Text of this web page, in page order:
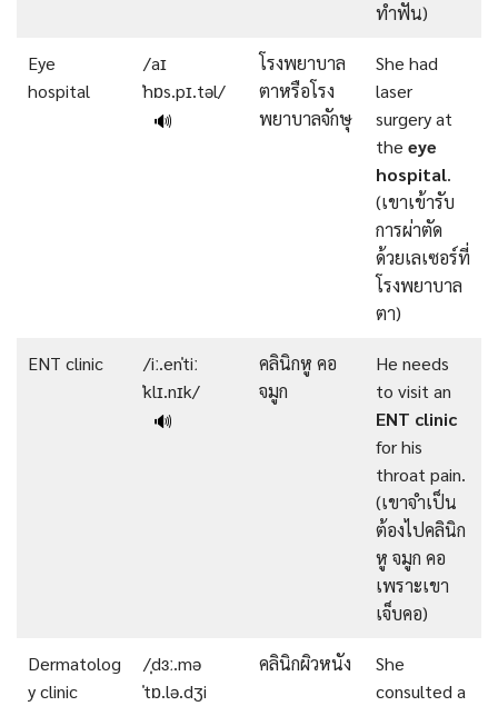
ทำฟัน)
Eye
hospital
/aɪ
ˈhɒs.pɪ.təl/
🔊
โรงพยาบาล
ตาหรือโรง
พยาบาลจักษุ
She had
laser
surgery at
the eye
hospital.
(เขาเข้ารับ
การผ่าตัด
ด้วยเลเซอร์ที่
โรงพยาบาล
ตา)
ENT clinic
/iː.enˈtiː
ˈklɪ.nɪk/
🔊
คลินิกหู คอ
จมูก
He needs
to visit an
ENT clinic
for his
throat pain.
(เขาจำเป็น
ต้องไปคลินิก
หู จมูก คอ
เพราะเขา
เจ็บคอ)
Dermatolog
y clinic
/ˌdɜː.mə
ˈtɒ.lə.dʒi
คลินิกผิวหนัง
She
consulted a